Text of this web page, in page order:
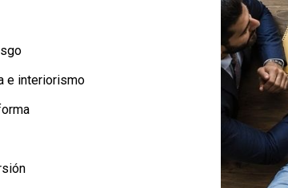
e interiorismo